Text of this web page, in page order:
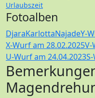
Urlaubszeit
Fotoalben
DjaraKarlottaNajadeY-
X-Wurf am 28.02.2025V-
U-Wurf am 24.04.2023